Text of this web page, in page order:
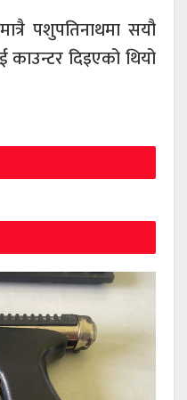
पशुपतिनाथमा सयौ
काउन्टर दिइएको थियो